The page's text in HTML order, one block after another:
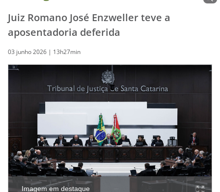
Juiz Romano José Enzweller teve a
aposentadoria deferida
03 junho 2026 | 13h27min
Imagem em destaque